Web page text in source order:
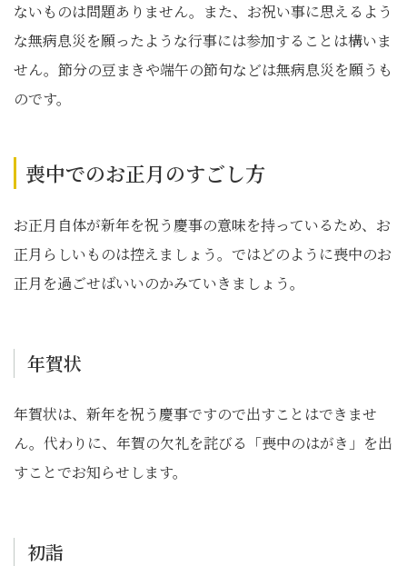
ないものは問題ありません。また、お祝い事に思えるよう
な無病息災を願ったような行事には参加することは構いま
せん。節分の豆まきや端午の節句などは無病息災を願うも
のです。
喪中でのお正月のすごし方
お正月自体が新年を祝う慶事の意味を持っているため、お
正月らしいものは控えましょう。ではどのように喪中のお
正月を過ごせばいいのかみていきましょう。
年賀状
年賀状は、新年を祝う慶事ですので出すことはできませ
ん。代わりに、年賀の欠礼を詫びる「喪中のはがき」を出
すことでお知らせします。
初詣